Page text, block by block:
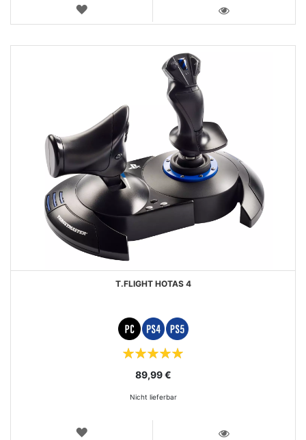
WUNSCHLISTE
T.FLIGHT HOTAS 4
89,99 €
Nicht lieferbar
WUNSCHLISTE